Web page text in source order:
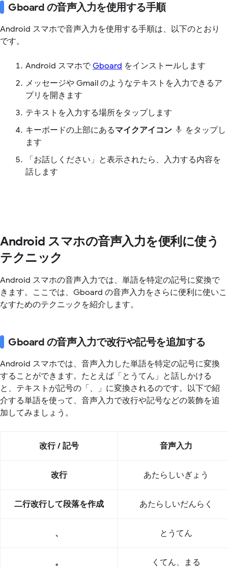
Gboard の音声入力を使用する手順
Android スマホで音声入力を使用する手順は、以下のとおり
です。
Android スマホで Gboard をインストールします
メッセージや Gmail のようなテキストを入力できるア
プリを開きます
テキストを入力する場所をタップします
キーボードの上部にあるマイクアイコン
をタップし
ます
「お話しください」と表示されたら、入力する内容を
話します
Android スマホの音声入力を便利に使う
テクニック
Android スマホの音声入力では、単語を特定の記号に変換で
きます。ここでは、Gboard の音声入力をさらに便利に使いこ
なすためのテクニックを紹介します。
Gboard の音声入力で改行や記号を追加する
Android スマホでは、音声入力した単語を特定の記号に変換
することができます。たとえば「とうてん」と話しかける
と、テキストが記号の「、」に変換されるのです。以下で紹
介する単語を使って、音声入力で改行や記号などの装飾を追
加してみましょう。
改行 / 記号 音声入力
改行 あたらしいぎょう
二行改行して段落を作成 あたらしいだんらく
、 とうてん
。 くてん、まる